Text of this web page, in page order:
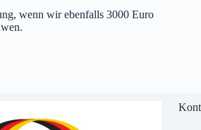
wenn wir ebenfalls 3000 Euro